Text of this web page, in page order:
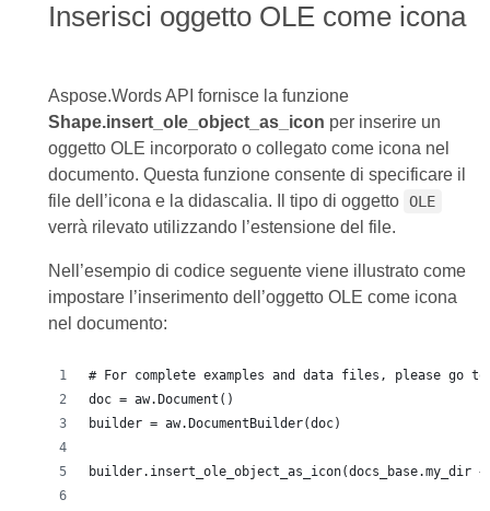
Inserisci oggetto OLE come icona
Aspose.Words API fornisce la funzione
Shape.insert_ole_object_as_icon per inserire un
oggetto OLE incorporato o collegato come icona nel
documento. Questa funzione consente di specificare il
file dell’icona e la didascalia. Il tipo di oggetto OLE
verrà rilevato utilizzando l’estensione del file.
Nell’esempio di codice seguente viene illustrato come
impostare l’inserimento dell’oggetto OLE come icona
nel documento:
# For complete examples and data files, please go to
doc = aw.Document()
builder = aw.DocumentBuilder(doc)